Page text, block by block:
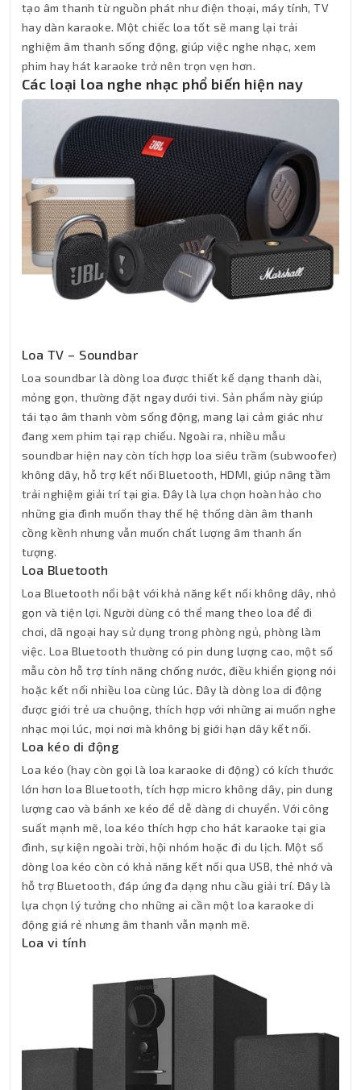
tạo âm thanh từ nguồn phát như điện thoại, máy tính, TV
hay dàn karaoke. Một chiếc loa tốt sẽ mang lại trải
nghiệm âm thanh sống động, giúp việc nghe nhạc, xem
phim hay hát karaoke trở nên trọn vẹn hơn.
Các loại loa nghe nhạc phổ biến hiện nay
Loa TV – Soundbar
Loa soundbar là dòng loa được thiết kế dạng thanh dài,
mỏng gọn, thường đặt ngay dưới tivi. Sản phẩm này giúp
tái tạo âm thanh vòm sống động, mang lại cảm giác như
đang xem phim tại rạp chiếu. Ngoài ra, nhiều mẫu
soundbar hiện nay còn tích hợp loa siêu trầm (subwoofer)
không dây, hỗ trợ kết nối Bluetooth, HDMI, giúp nâng tầm
trải nghiệm giải trí tại gia. Đây là lựa chọn hoàn hảo cho
những gia đình muốn thay thế hệ thống dàn âm thanh
cồng kềnh nhưng vẫn muốn chất lượng âm thanh ấn
tượng.
Loa Bluetooth
Loa Bluetooth nổi bật với khả năng kết nối không dây, nhỏ
gọn và tiện lợi. Người dùng có thể mang theo loa để đi
chơi, dã ngoại hay sử dụng trong phòng ngủ, phòng làm
việc. Loa Bluetooth thường có pin dung lượng cao, một số
mẫu còn hỗ trợ tính năng chống nước, điều khiển giọng nói
hoặc kết nối nhiều loa cùng lúc. Đây là dòng loa di động
được giới trẻ ưa chuộng, thích hợp với những ai muốn nghe
nhạc mọi lúc, mọi nơi mà không bị giới hạn dây kết nối.
Loa kéo di động
Loa kéo (hay còn gọi là loa karaoke di động) có kích thước
lớn hơn loa Bluetooth, tích hợp micro không dây, pin dung
lượng cao và bánh xe kéo để dễ dàng di chuyển. Với công
suất mạnh mẽ, loa kéo thích hợp cho hát karaoke tại gia
đình, sự kiện ngoài trời, hội nhóm hoặc đi du lịch. Một số
dòng loa kéo còn có khả năng kết nối qua USB, thẻ nhớ và
hỗ trợ Bluetooth, đáp ứng đa dạng nhu cầu giải trí. Đây là
lựa chọn lý tưởng cho những ai cần một loa karaoke di
động giá rẻ nhưng âm thanh vẫn mạnh mẽ.
Loa vi tính